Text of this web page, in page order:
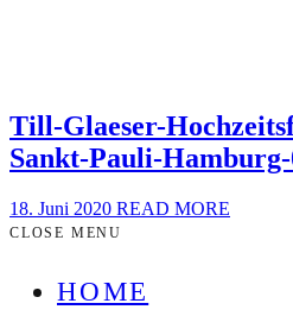
Till-Glaeser-
Sankt-Pauli-Hamburg-
18. Juni 2020 READ MORE
CLOSE MENU
HOME